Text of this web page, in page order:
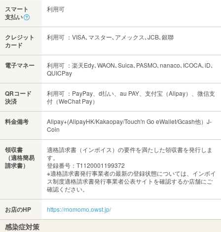
スマート
支払い
利用可
クレジット
カード
利用可 ：VISA､マスター､アメックス､JCB､銀聯
電子マネー
利用可 ：楽天Edy､WAON､Suica､PASMO､nanaco､ICOCA､iD､
QUICPay
QRコード
決済
利用可 ：PayPay、d払い、au PAY、支付宝（Alipay）、微信支
付（WeChat Pay）
料金備考
Alipay+(AlipayHK/Kakaopay/Touch'n Go eWallet/Gcash他）J-
Coin
領収書
（適格簡易
請求書）
適格請求書（インボイス）の要件を満たした領収書を発行しま
す。
登録番号：T1120001199372
※適格請求書発行事業者の最新の登録状態については、インボイ
ス制度適格請求書発行事業者公表サイトを確認するか店舗にご
確認ください。
お店のHP https://momomo.owst.jp/
感染症対策